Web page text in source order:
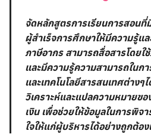
จัดหลักสูตรการเรียนการสอน
ผู้สำเร็จการศึกษาให้มีความรู้แ
ภาษีอากร สามารถสื่อสารโดยใ
และมีความรู้ความสามารถในก
และเทคโนโลยีสารสนเทศต่างๆ
วิเคราะห์และแปลความหมายข
เงิน เพื่อช่วยให้ข้อมูลในการพิจ
ใจให้แก่ผู้บริหารได้อย่างถูกต้อ